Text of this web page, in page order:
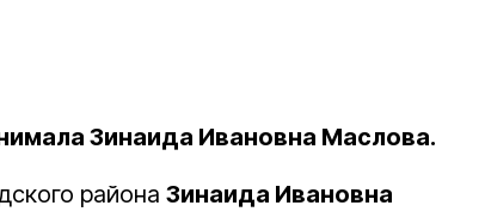
Зинаида Ивановна Маслова.
района Зинаида Ивановна